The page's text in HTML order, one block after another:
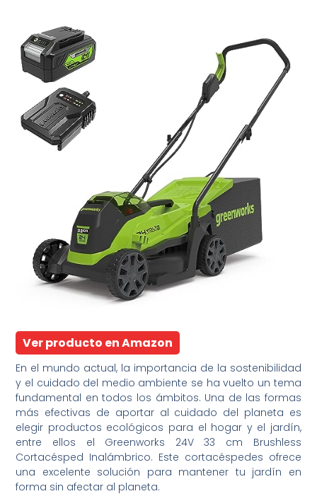
Ver producto en Amazon
En el mundo actual, la importancia de la sostenibilidad
y el cuidado del medio ambiente se ha vuelto un tema
fundamental en todos los ámbitos. Una de las formas
más efectivas de aportar al cuidado del planeta es
elegir productos ecológicos para el hogar y el jardín,
entre ellos el Greenworks 24V 33 cm Brushless
Cortacésped Inalámbrico. Este cortacéspedes ofrece
una excelente solución para mantener tu jardín en
forma sin afectar al planeta.